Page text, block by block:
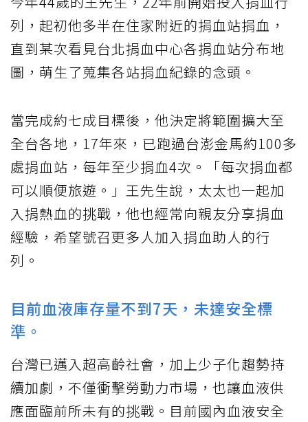
列，起初他多半在住家附近的捐血站捐血，
直到某次看見台北捐血中心各捐血站分布地
圖，萌生了蒐集各站捐血紀錄的念頭。
當完成約七成目標後，他決定將範圍擴大至
全台各地，17年來，已跑過台澎金馬約100多
處捐血站，每年至少捐血4次。「每次捐血都
可以順便旅遊。」王先生說，太太也一起加
入捐熱血的挑戰，他也經常向親友分享捐血
經驗，希望號召更多人加入捐血助人的行
列。
目前血液庫存量不到7天，未達安全標
準。
台灣已邁入超高齡社會，加上少子化趨勢持
續加劇，不僅衝擊勞動力市場，也讓血液供
應面臨前所未有的挑戰。目前國內血液安全